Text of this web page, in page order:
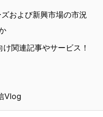
および新興市場の市況
関連記事やサービス！
Vlog